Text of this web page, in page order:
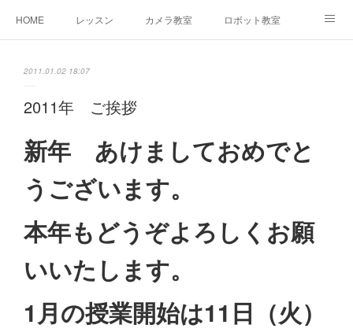
HOME レッスン カメラ教室 ロボット教室
2011.01.02 18:07
2011年 ご挨拶
新年 あけましておめでと
うございます。
本年もどうぞよろしくお願
いいたします。
1月の授業開始は11 日（火）